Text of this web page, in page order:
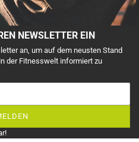
NEWSLETTER EIN
an, um auf dem neusten Stand
der Fitnesswelt informiert zu